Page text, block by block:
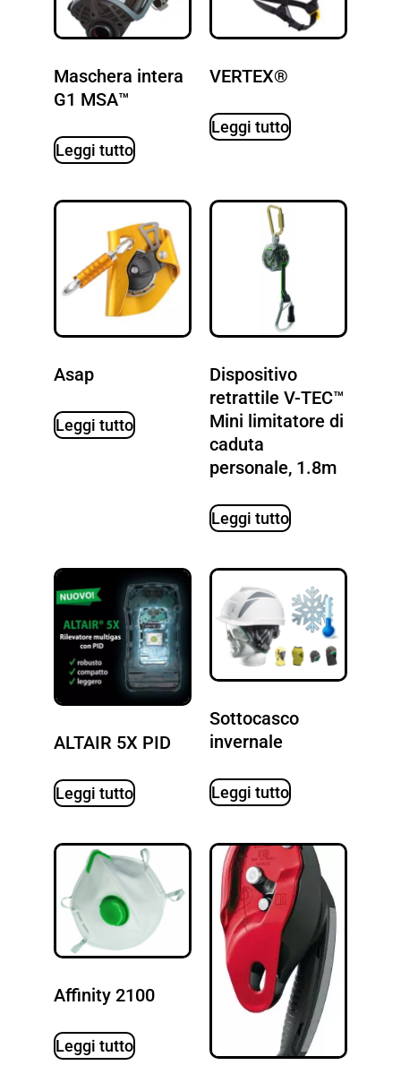
Maschera intera
G1 MSA™
Leggi tutto
VERTEX®
Leggi tutto
Asap
Leggi tutto
Dispositivo
retrattile V-TEC™
Mini limitatore di
caduta
personale, 1.8m
Leggi tutto
ALTAIR 5X PID
Leggi tutto
Sottocasco
invernale
Leggi tutto
Affinity 2100
Leggi tutto